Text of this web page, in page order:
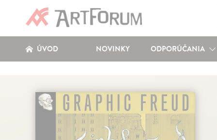
ÚVOD NOVINKY ODPORÚČANIA